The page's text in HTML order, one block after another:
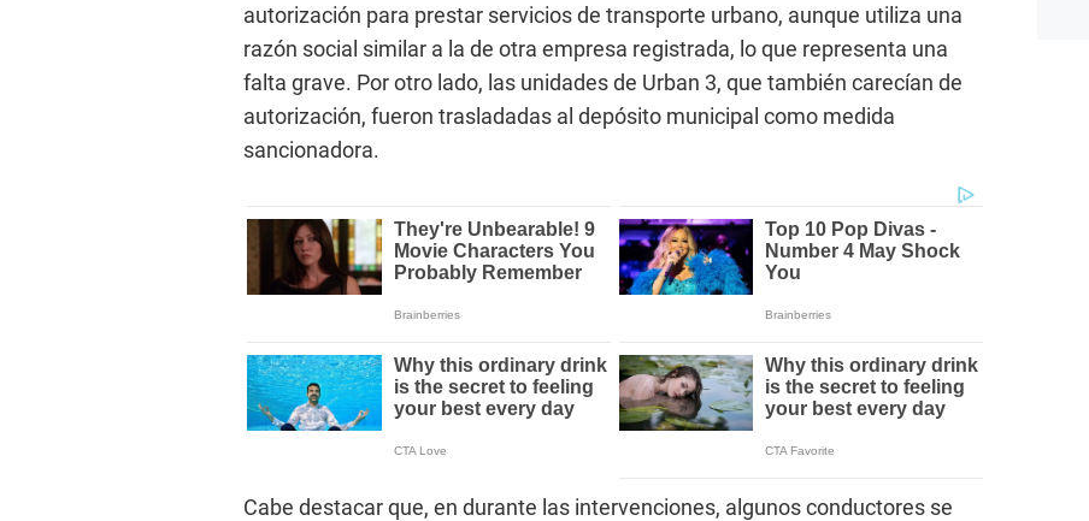
autorización para prestar servicios de transporte urbano, aunque utiliza una
razón social similar a la de otra empresa registrada, lo que representa una
falta grave. Por otro lado, las unidades de Urban 3, que también carecían de
autorización, fueron trasladadas al depósito municipal como medida
sancionadora.
Cabe destacar que, en durante las intervenciones, algunos conductores se